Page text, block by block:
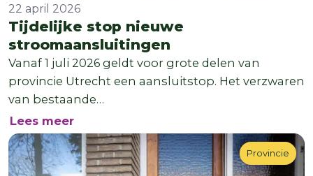
Tijdelijke stop nieuwe
stroomaansluitingen
22 april 2026
Vanaf 1 juli 2026 geldt voor grote delen van
provincie Utrecht een aansluitstop. Het verzwaren
van bestaande…
Lees meerover Tijdelijke stop nieuwe
Provincie
Provincie